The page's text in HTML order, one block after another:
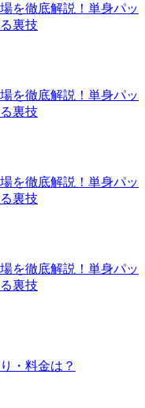
を徹底解説！単身パッ
裏技
を徹底解説！単身パッ
裏技
を徹底解説！単身パッ
裏技
を徹底解説！単身パッ
裏技
・料金は？